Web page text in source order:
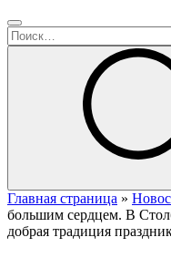
Главная страница »
большим сердцем. В
добрая традиция